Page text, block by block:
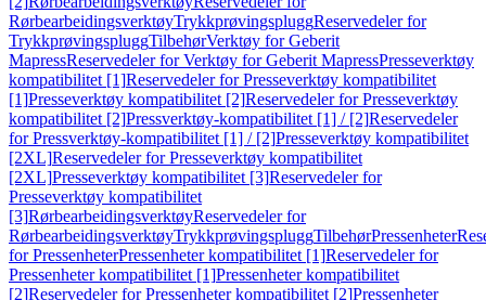
RørbearbeidingsverktøyTrykkprøvingspluggReservedeler for
TrykkprøvingspluggTilbehørVerktøy for Geberit
MapressReservedeler for Verktøy for Geberit MapressPresseverktøy
kompatibilitet [1]Reservedeler for Presseverktøy kompatibilitet
[1]Presseverktøy kompatibilitet [2]Reservedeler for Presseverktøy
kompatibilitet [2]Pressverktøy-kompatibilitet [1] / [2]Reservedeler
for Pressverktøy-kompatibilitet [1] / [2]Presseverktøy kompatibilitet
[2XL]Reservedeler for Presseverktøy kompatibilitet
[2XL]Presseverktøy kompatibilitet [3]Reservedeler for
Presseverktøy kompatibilitet
[3]RørbearbeidingsverktøyReservedeler for
RørbearbeidingsverktøyTrykkprøvingspluggTilbehørPressenheter
for PressenheterPressenheter kompatibilitet [1]Reservedeler for
Pressenheter kompatibilitet [1]Pressenheter kompatibilitet
[2]Reservedeler for Pressenheter kompatibilitet [2]Pressenheter